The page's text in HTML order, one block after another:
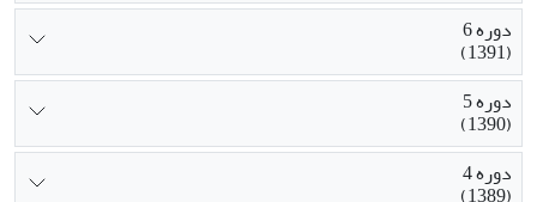
دوره 6
(1391)
دوره 5
(1390)
دوره 4